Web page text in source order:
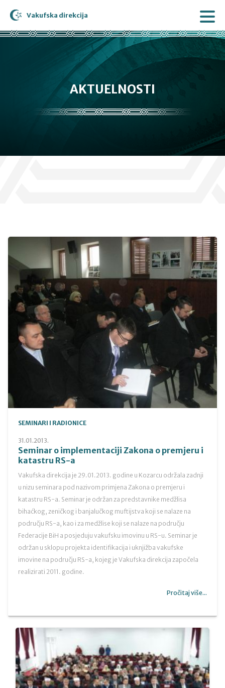
Vakufska direkcija
AKTUELNOSTI
SEMINARI I RADIONICE
31.01.2013.
Seminar o implementaciji Zakona o premjeru i
katastru RS-a
Vakufska direkcija je 29.01.2013. godine u Kozarcu održala zadnji
u nizu seminara pod nazivom primjena Zakona o premjeru i
katastru RS-a. Seminar je održan za predstavnike medžlisa
bihaćkog, zeničkog i banjalučkog muftijstva koji se nalaze na
području RS-a, kao i za medžlise koji se nalaze na području
Federacije BiH a posjeduju vakufsku imovinu u RS-u. Seminar je
održan u sklopu projekta identifikacija i uknjižba vakufske
imovine na području RS-a, kojeg je Vakufska direkcija započela
realizirati 2011. godine.
Pročitaj više...